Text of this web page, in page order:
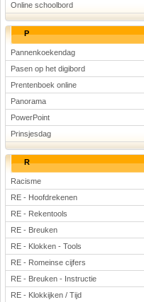
Online schoolbord
P
Pannenkoekendag
Pasen op het digibord
Prentenboek online
Panorama
PowerPoint
Prinsjesdag
R
Racisme
RE - Hoofdrekenen
RE - Rekentools
RE - Breuken
RE - Klokken - Tools
RE - Romeinse cijfers
RE - Breuken - Instructie
RE - Klokkijken / Tijd